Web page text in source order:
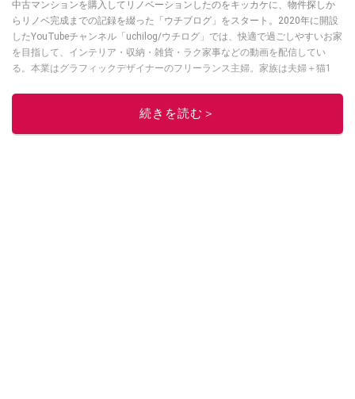
中古マンションを購入してリノベーションしたのをキッカケに、物件探しか
らリノベ完成までの記録を綴った「ウチブログ」をスタート。2020年に開設
したYouTubeチャンネル「uchilog/ウチログ」では、快適で過ごしやすいお家
を目指して、インテリア・収納・雑貨・ラク家事などの動画を配信してい
る。本業はグラフィックデザイナーのフリーランス主婦。家族は夫婦＋猫1
ノベ人気事例1位
続きを読む＞